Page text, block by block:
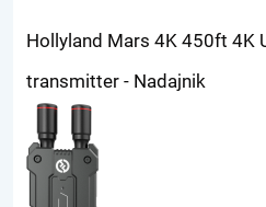
Hollyland Mars 4K 450ft 4K
transmitter - Nadajnik